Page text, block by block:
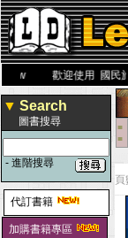
歡迎使用 國民旅遊卡！
▼ Search
圖書搜尋
- 進階搜尋
代訂書籍
加購書籍專區
■
■
頁